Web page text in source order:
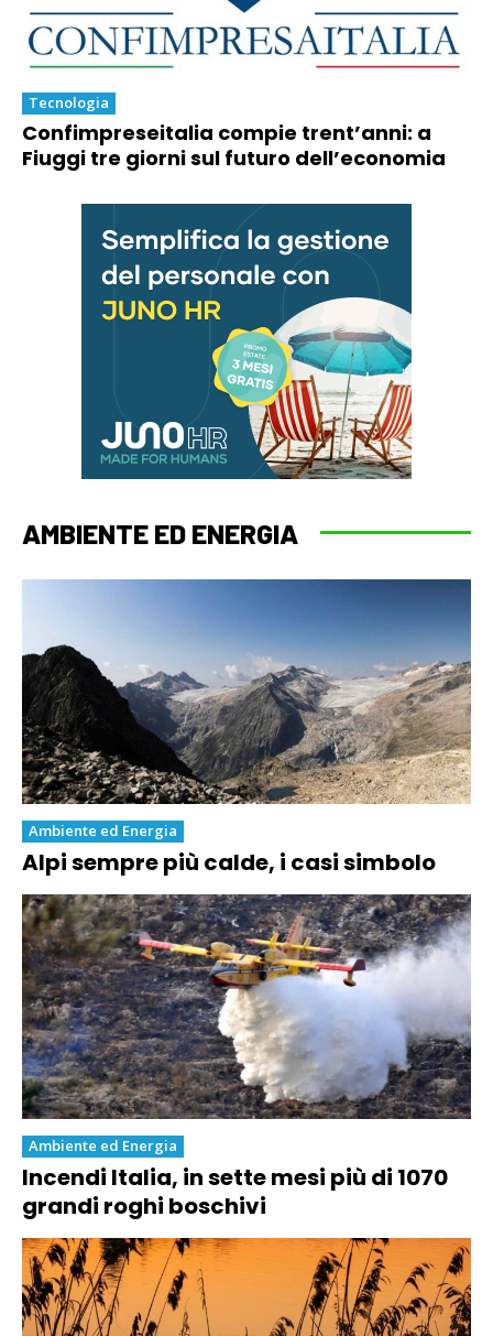
Tecnologia
Confimpreseitalia compie trent’anni: a
Fiuggi tre giorni sul futuro dell’economia
AMBIENTE ED ENERGIA
Ambiente ed Energia
Alpi sempre più calde, i casi simbolo
Ambiente ed Energia
Incendi Italia, in sette mesi più di 1070
grandi roghi boschivi